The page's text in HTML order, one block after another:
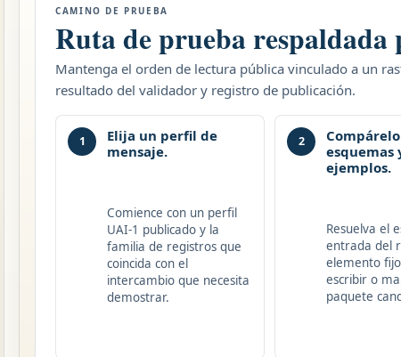
CAMINO DE PRUEBA
Ruta de prueba
Mantenga el orden de lectura pública vinculado a un
resultado del validador y registro de publicación.
1
Elija un perfil de
mensaje.
Comience con un perfil
UAI-1 publicado y la
familia de registros que
coincida con el
intercambio que necesita
demostrar.
2
esquemas
ejemplos.
Resuelva el
entrada del
elemento
escribir o
paquete